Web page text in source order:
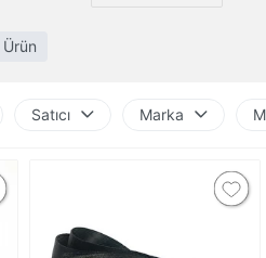
Satıcı Marka